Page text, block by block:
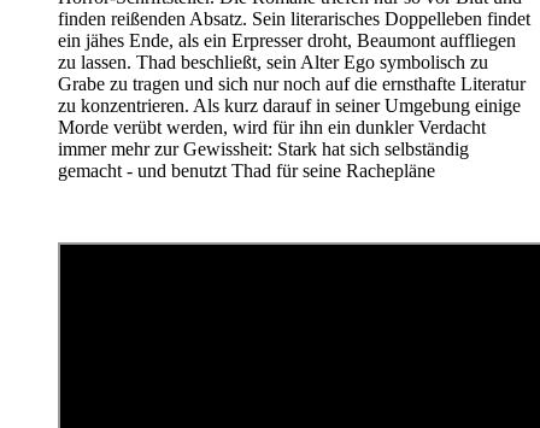
finden reißenden Absatz. Sein literarisches Doppelleben findet
ein jähes Ende, als ein Erpresser droht, Beaumont auffliegen
zu lassen. Thad beschließt, sein Alter Ego symbolisch zu
Grabe zu tragen und sich nur noch auf die ernsthafte Literatur
zu konzentrieren. Als kurz darauf in seiner Umgebung einige
Morde verübt werden, wird für ihn ein dunkler Verdacht
immer mehr zur Gewissheit: Stark hat sich selbständig
gemacht - und benutzt Thad für seine Rachepläne